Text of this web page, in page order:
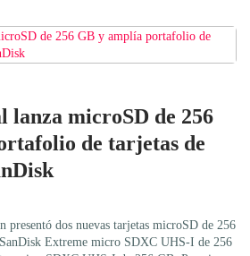
lanza microSD de 256
de tarjetas de
presentó dos nuevas tarjetas microSD de 256
Extreme micro SDXC UHS-I de 256